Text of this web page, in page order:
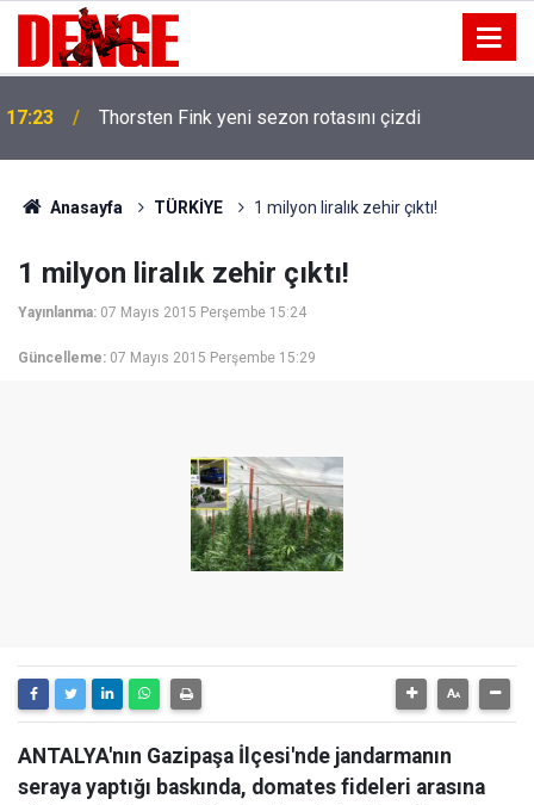
17:23 Thorsten Fink yeni sezon rotasını çizdi
Anasayfa TÜRKİYE 1 milyon liralık zehir çıktı!
1 milyon liralık zehir çıktı!
Yayınlanma: 07 Mayıs 2015 Perşembe 15:24
Güncelleme: 07 Mayıs 2015 Perşembe 15:29
ANTALYA'nın Gazipaşa İlçesi'nde jandarmanın
seraya yaptığı baskında, domates fideleri arasına